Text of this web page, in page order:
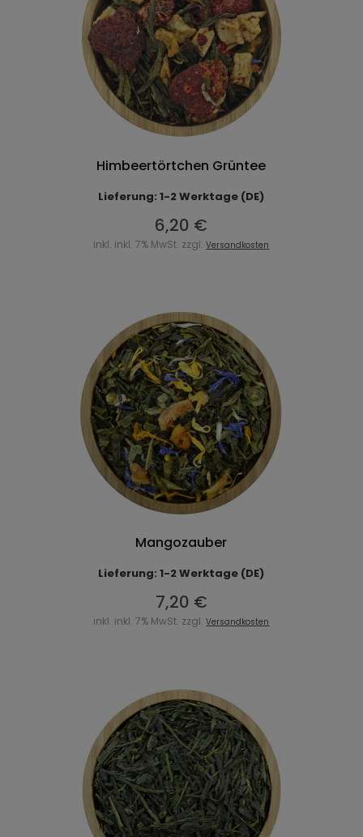
Himbeertörtchen Grüntee
Lieferung: 1-2 Werktage (DE)
6,20 €
inkl. inkl. 7% MwSt. zzgl.Versandkosten
Mangozauber
Lieferung: 1-2 Werktage (DE)
7,20 €
inkl. inkl. 7% MwSt. zzgl.Versandkosten